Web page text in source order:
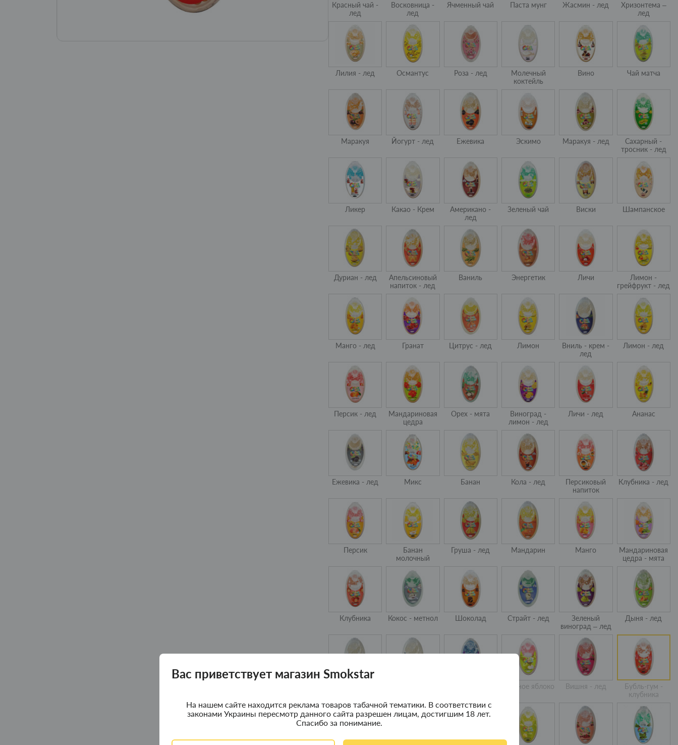
Вас приветствует магазин Smokstar
На нашем сайте находится реклама товаров табачной тематики. В соответствии с
законами Украины пересмотр данного сайта разрешен лицам, достигшим 18 лет.
Спасибо за понимание.
Красный чай -
лед
Восковница -
лед
Ячменный чай Паста мунг Жасмин - лед
Хризонтема –
лед
Лилия - лед Османтус Роза - лед
Молечный
коктейль
Вино Чай матча
Маракуя Йогурт - лед Ежевика Эскимо Маракуя - лед
Сахарный -
тросник - лед
Ликер Какао - Крем
Американо -
лед
Зеленый чай Виски Шампанское
Дуриан - лед
Апельсиновый
напиток - лед
Ваниль Энергетик Личи
Лимон -
грейфрукт - лед
Манго - лед Гранат Цитрус - лед Лимон
Вниль - крем -
лед
Лимон - лед
Персик - лед
Мандариновая
цедра
Орех - мята
Виноград -
лимон - лед
Личи - лед Ананас
Ежевика - лед Микс Банан Кола - лед
Персиковый
напиток
Клубника - лед
Персик
Банан
молочный
Груша - лед Мандарин Манго
Мандариновая
цедра - мята
Клубника Кокос - метнол Шоколад Страйт - лед
Зеленый
виноград – лед
Дыня - лед
Зеленое яблоко Вишня - лед
Бубль-гум -
клубника